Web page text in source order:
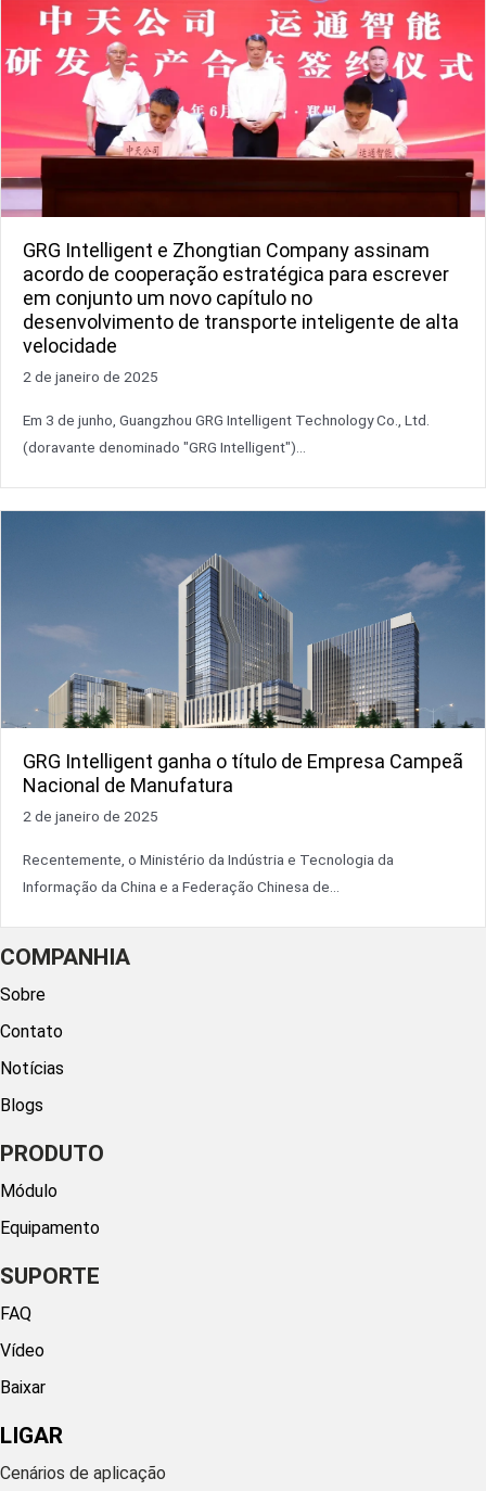
GRG Intelligent e Zhongtian Company assinam
acordo de cooperação estratégica para escrever
em conjunto um novo capítulo no
desenvolvimento de transporte inteligente de alta
velocidade
2 de janeiro de 2025
Em 3 de junho, Guangzhou GRG Intelligent Technology Co., Ltd.
(doravante denominado "GRG Intelligent")...
GRG Intelligent ganha o título de Empresa Campeã
Nacional de Manufatura
2 de janeiro de 2025
Recentemente, o Ministério da Indústria e Tecnologia da
Informação da China e a Federação Chinesa de...
COMPANHIA
Sobre
Contato
Notícias
Blogs
PRODUTO
Módulo
Equipamento
SUPORTE
FAQ
Vídeo
Baixar
LIGAR
Cenários de aplicação